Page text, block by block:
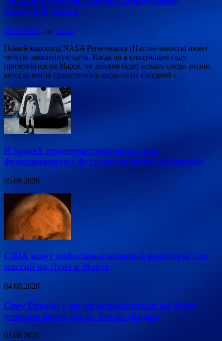
внеземной жизни
05.08.2020 - от admin
Новый марсоход NASA Perseverance (Настойчивость) имеет
четкую заявленную цель. Когда он в следующем году
приземлится на Марсе, он должен будет искать следы жизни,
которая могла существовать когда-то на соседней с …
В SpaceX продемонстрировали, как
функционируют футуристические скафандры
05.08.2020
США ищут мобильные атомные реакторы для
миссий на Луне и Марсе
04.08.2020
Crew Dragon с двумя астронавтами на борту
успешно вернулся на Землю (Видео)
03.08.2020